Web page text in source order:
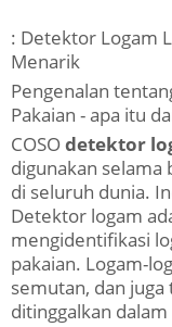
: Detektor Logam
Menarik
Pengenalan
Pakaian - apa itu
COSOdetektor
digunakan
di seluruh dunia.
Detektor logam
mengidentifikasi
pakaian. Logam-
semutan, dan
ditinggalkan